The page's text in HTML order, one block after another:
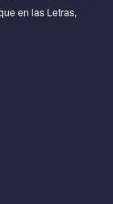
en las Letras,